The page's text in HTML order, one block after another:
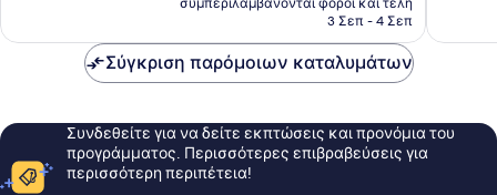
είναι
3 Σεπ - 4 Σεπ
Σύγκριση παρόμοιων καταλυμάτων
Συνδεθείτε για να δείτε εκπτώσεις και προνόμια του
προγράμματος. Περισσότερες επιβραβεύσεις για
περισσότερη περιπέτεια!